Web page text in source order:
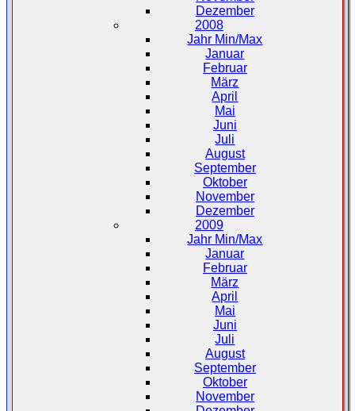
Dezember
2008
Jahr Min/Max
Januar
Februar
März
April
Mai
Juni
Juli
August
September
Oktober
November
Dezember
2009
Jahr Min/Max
Januar
Februar
März
April
Mai
Juni
Juli
August
September
Oktober
November